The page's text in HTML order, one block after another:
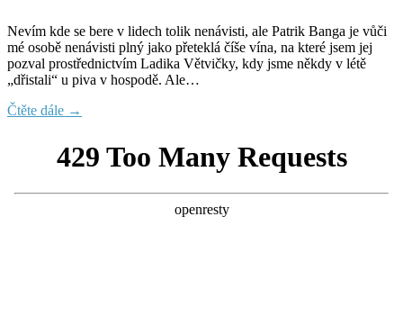
Nevím kde se bere v lidech tolik nenávisti, ale Patrik Banga je vůči
mé osobě nenávisti plný jako přeteklá číše vína, na které jsem jej
pozval prostřednictvím Ladika Větvičky, kdy jsme někdy v létě
„dřistali“ u piva v hospodě. Ale…
Čtěte dále →